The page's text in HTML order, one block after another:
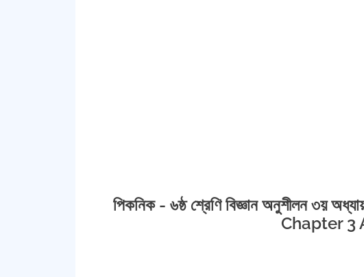
পিকনিক - ৬ষ্ঠ শ্রেণি বিজ্ঞান অনুশীলন ৩য়
Chapter 3